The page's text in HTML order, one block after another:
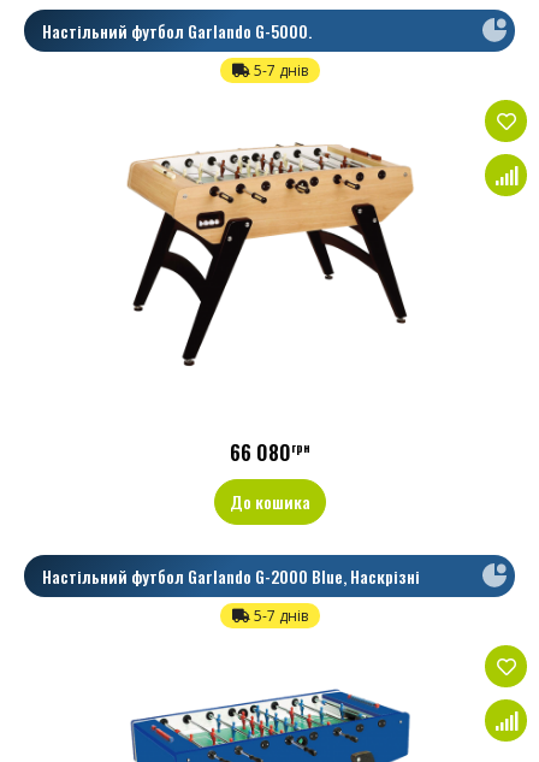
Настільний футбол Garlando G-5000.
5-7 днів
66 080грн
До кошика
Настільний футбол Garlando G-2000 Blue, Наскрізні
5-7 днів